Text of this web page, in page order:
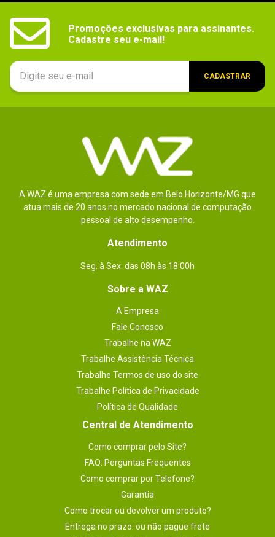
Promoções exclusivas para assinantes.
Cadastre seu e-mail!
CADASTRAR
A WAZ é uma empresa com sede em Belo Horizonte/MG que
atua mais de 20 anos no mercado nacional de computação
pessoal de alto desempenho.
Atendimento
Seg. à Sex. das 08h às 18:00h
Sobre a WAZ
A Empresa
Fale Conosco
Trabalhe na WAZ
Trabalhe Assistência Técnica
Trabalhe Termos de uso do site
Trabalhe Política de Privacidade
Política de Qualidade
Central de Atendimento
Como comprar pelo Site?
FAQ: Perguntas Frequentes
Como comprar por Telefone?
Garantia
Como trocar ou devolver um produto?
Entrega no prazo: ou não pague frete